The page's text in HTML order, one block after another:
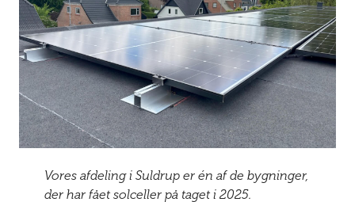
Vores afdeling i Suldrup er én af de bygninger,
der har fået solceller på taget i 2025.